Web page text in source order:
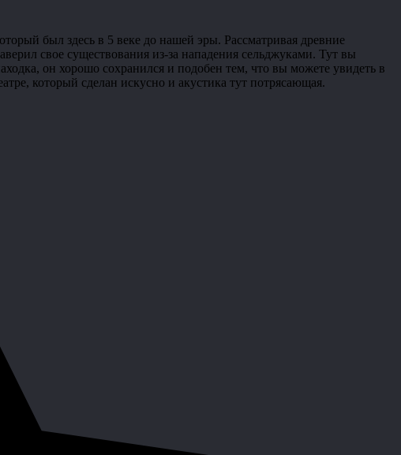
был здесь в 5 веке до нашей эры. Рассматривая древние
свое существования из-за нападения сельджуками. Тут вы
он хорошо сохранился и подобен тем, что вы можете увидеть в
который сделан искусно и акустика тут потрясающая.